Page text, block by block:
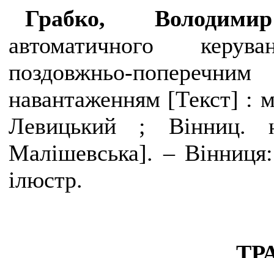
Грабко,
автоматичного
поздовжньо-
навантаженням [Текст] :
Левицький ;
Малішевська]. –
ілюстр.